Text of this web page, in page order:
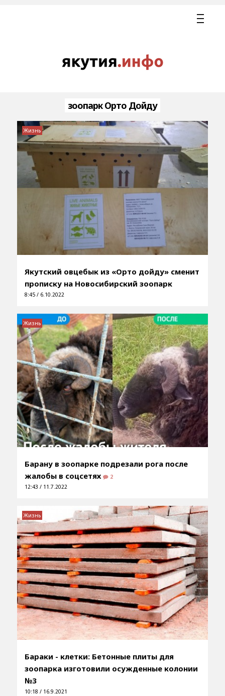
зоопарк Орто Дойду
Якутский овцебык из «Орто дойду» сменит
прописку на Новосибирский зоопарк
8:45 / 6.10.2022
Жизнь
Барану в зоопарке подрезали рога после
жалобы в соцсетях
2
12:43 / 11.7.2022
Жизнь
Бараки - клетки: Бетонные плиты для
зоопарка изготовили осужденные колонии
№3
10:18 / 16.9.2021
Жизнь